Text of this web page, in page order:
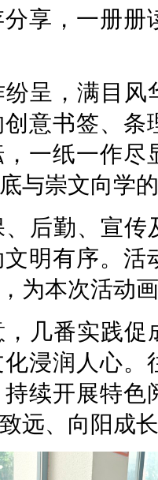
享，一册
呈，满目
意书签、
一纸一作
与崇文向学
后勤、宣
明有序。
为本次活动
几番实践
浸润人心
续开展特
远、向阳成